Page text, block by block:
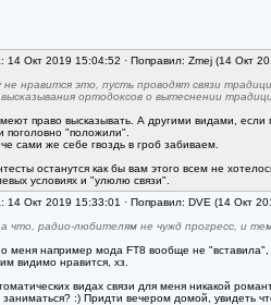
14 Окт 2019 15:04:52 · Поправил: Zmej (14 Окт
не нравится это, пусть проводят связи
ортодоксов о вытеснении
право высказывать. А другими видами,
поголовно "положили".
сами же себе гвоздь в гроб забиваем.
останутся как бы вам этого всем не
условиях и "улюлю связи".
14 Окт 2019 15:33:01 · Поправил: DVE (14 Окт
что, радио-любителям не чужд прогресс, и
меня например мода FT8 вообще не
видимо нравится, хз.
видах связи для меня никакой
заниматься? :) Придти вечером домой, увидеть